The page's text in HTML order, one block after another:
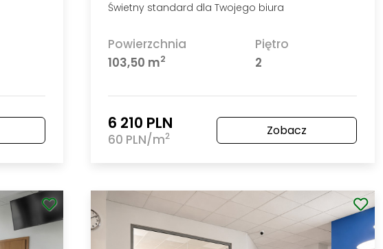
Świetny standard dla Twojego biura
Powierzchnia
103,50 m2
Piętro
2
6 210 PLN
60 PLN/m2 Zobacz